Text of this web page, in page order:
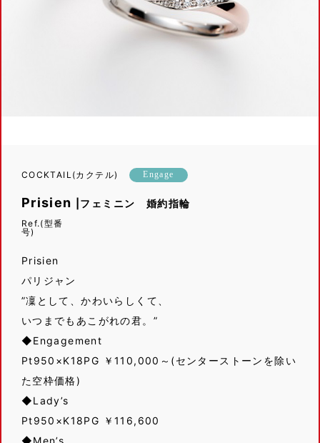
COCKTAIL(カクテル) Engage
Prisien |フェミニン 婚約指輪
Ref.(型番
Prisien
パリジャン
”凜として、かわいらしくて、
いつまでもあこがれの君。”
◆Engagement
Pt950×K18PG ￥110,000～(センターストーンを除い
た空枠価格)
◆Lady’s
Pt950×K18PG ￥116,600
◆Men’s